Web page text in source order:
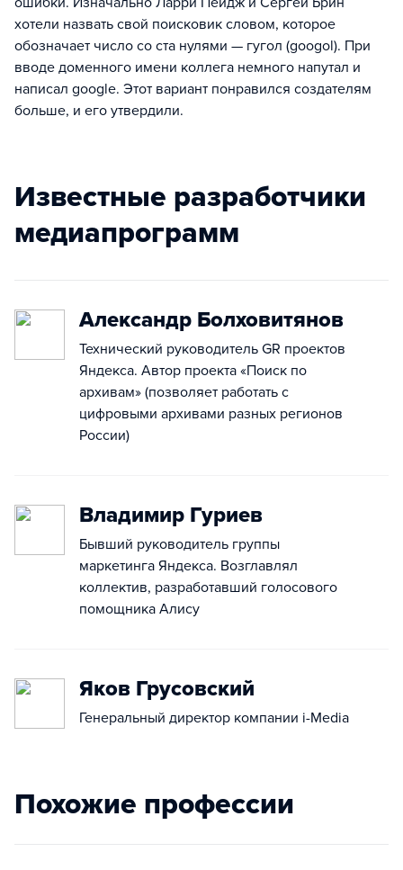
хотели назвать свой поисковик словом, которое
обозначает число со ста нулями — гугол (googol). При
вводе доменного имени коллега немного напутал и
написал google. Этот вариант понравился создателям
больше, и его утвердили.
Известные разработчики
медиапрограмм
Александр Болховитянов
Технический руководитель GR проектов
Яндекса. Автор проекта «Поиск по
архивам» (позволяет работать с
цифровыми архивами разных регионов
России)
Владимир Гуриев
Бывший руководитель группы
маркетинга Яндекса. Возглавлял
коллектив, разработавший голосового
помощника Алису
Яков Грусовский
Генеральный директор компании i-Media
Похожие профессии